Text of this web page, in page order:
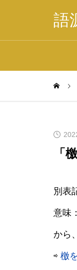
語
「
別表
意味
から
⇨ 檄